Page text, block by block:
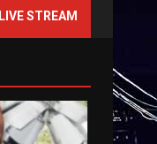
LIVE STREAM